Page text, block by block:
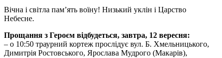
Вічна і світла пам’ять воїну! Низький уклін і Царство
Небесне.
Прощання з Героєм відбудеться, завтра, 12 вересня:
– о 10:50 траурний кортеж прослідує вул. Б. Хмельницького,
Димитрія Ростовського, Ярослава Мудрого (Макарів),